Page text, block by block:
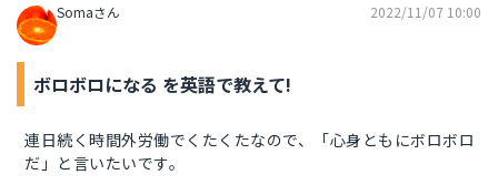
Somaさん 2022/11/07 10:00
ボロボロになる を英語で教えて!
連日続く時間外労働でくたくたなので、「心身ともにボロボロ
だ」と言いたいです。